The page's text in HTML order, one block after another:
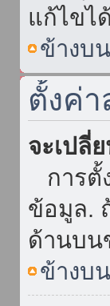
แก้ไขไ
ข้างบน
ตั้งค่
จะเปลี่
การตั้
ข้อมูล.
ด้านบน
ข้างบน